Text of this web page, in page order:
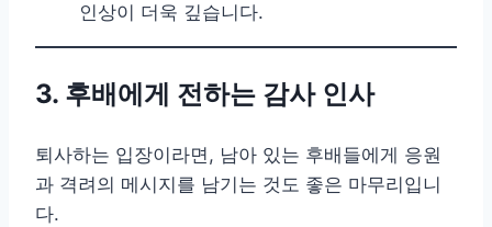
인상이 더욱 깊습니다.
3. 후배에게 전하는 감사 인사
퇴사하는 입장이라면, 남아 있는 후배들에게 응원
과 격려의 메시지를 남기는 것도 좋은 마무리입니
다.